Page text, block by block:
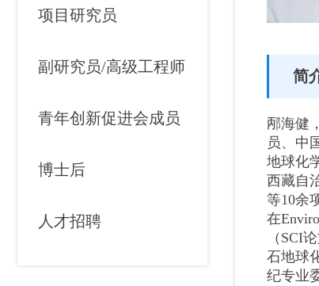
项目研究员
副研究员/高级工程师
青年创新促进会成员
博士后
人才招聘
简
邴海健
员、中
地球化
西藏自
等10余
在
（SCI
石地球
纪专业